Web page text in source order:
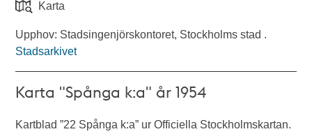
Karta
Upphov: Stadsingenjörskontoret, Stockholms stad .
Stadsarkivet
Karta "Spånga k:a" år 1954
Kartblad ”22 Spånga k:a” ur Officiella Stockholmskartan.